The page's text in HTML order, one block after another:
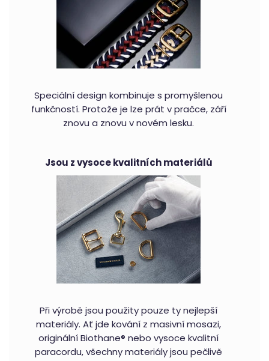
Speciální design kombinuje s promyšlenou
funkčností. Protože je lze prát v pračce, září
znovu a znovu v novém lesku.
Jsou z vysoce kvalitních materiálů
Při výrobě jsou použity pouze ty nejlepší
materiály. Ať jde kování z masivní mosazi,
originální Biothane® nebo vysoce kvalitní
paracordu, všechny materiály jsou pečlivě